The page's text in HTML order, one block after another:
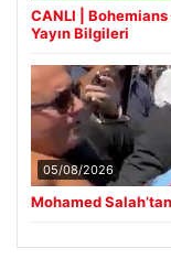
CANLI |
Yayın Bilgileri
05/08/2026
Mohamed